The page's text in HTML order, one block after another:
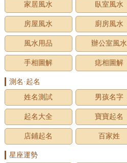
家居風水
臥室風水
房屋風水 廚房風水
風水用品 辦公室風水
手相圖解 痣相圖解
測名·起名
姓名測試
男孩名字
起名大全 寶寶起名
店鋪起名 百家姓
星座運勢